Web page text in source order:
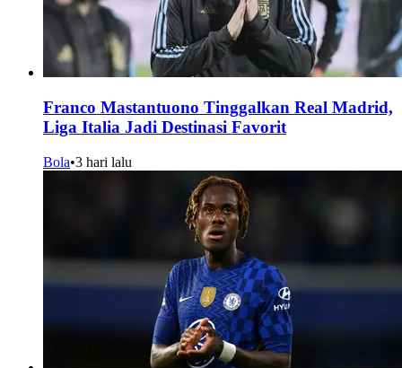
Franco Mastantuono Tinggalkan Real Madrid,
Liga Italia Jadi Destinasi Favorit
Bola•3 hari lalu